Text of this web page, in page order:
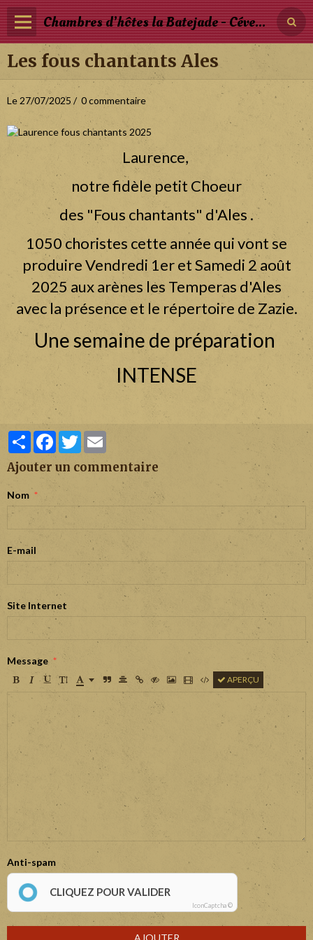
Chambres d’hôtes la Batejade - Cévennes - Occitanie
Page d'accueil
Les Chambres et Tarifs
Les fous chantants Ales
Le 27/07/2025 0 commentaire
Laurence,
notre fidèle petit Choeur
des "Fous chantants" d'Ales .
1050 choristes cette année qui vont se
produire Vendredi 1er et Samedi 2 août
2025 aux arènes les Temperas d'Ales
avec la présence et le répertoire de Zazie.
Une semaine de préparation
INTENSE
PartagerFacebook
Twitter
Ajouter un commentaire
Nom
E-mail
Site Internet
Message
APERÇU
Anti-spam
CLIQUEZ POUR VALIDER
IconCaptcha ©
AJOUTER